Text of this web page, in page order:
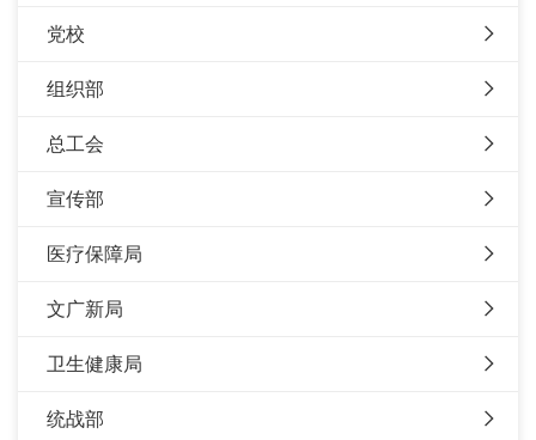
党校
组织部
总工会
宣传部
医疗保障局
文广新局
卫生健康局
统战部